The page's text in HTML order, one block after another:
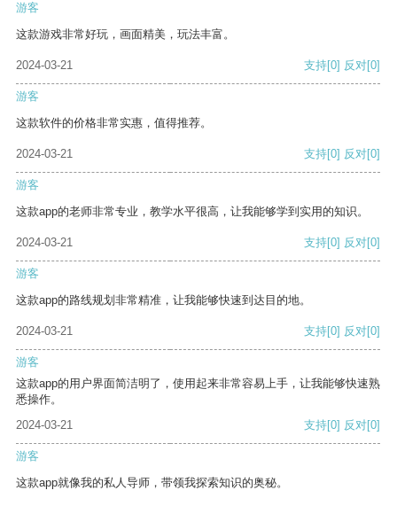
游客
这款游戏非常好玩，画面精美，玩法丰富。
2024-03-21 支持[0] 反对[0]
游客
这款软件的价格非常实惠，值得推荐。
2024-03-21 支持[0] 反对[0]
游客
这款app的老师非常专业，教学水平很高，让我能够学到实用的知识。
2024-03-21 支持[0] 反对[0]
游客
这款app的路线规划非常精准，让我能够快速到达目的地。
2024-03-21 支持[0] 反对[0]
游客
这款app的用户界面简洁明了，使用起来非常容易上手，让我能够快速熟
悉操作。
2024-03-21
支持[0] 反对[0]
游客
这款app就像我的私人导师，带领我探索知识的奥秘。